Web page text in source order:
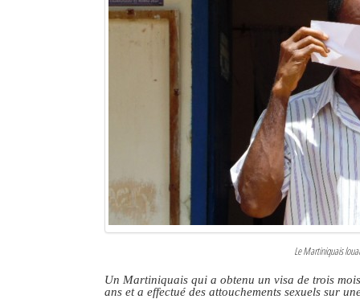
Le Martiniquais
Un Martiniquais qui a obtenu un visa de trois
ans et a effectué des attouchements sexuels sur